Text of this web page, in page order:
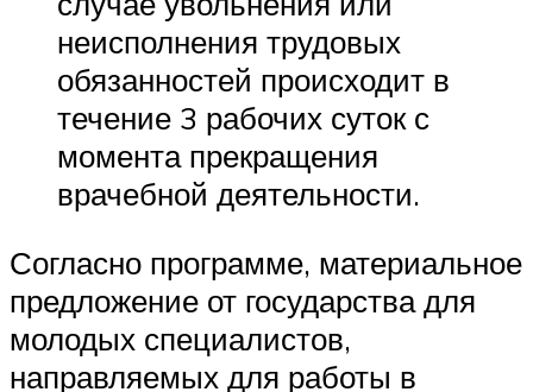
неисполнения трудовых
обязанностей происходит в
течение 3 рабочих суток с
момента прекращения
врачебной деятельности.
Согласно программе, материальное
предложение от государства для
молодых специалистов,
направляемых для работы в